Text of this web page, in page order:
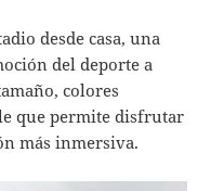
desde casa, una
del deporte a
colores
que permite disfrutar
más inmersiva.